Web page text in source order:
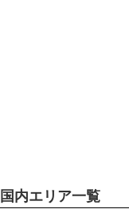
国内エリア一覧